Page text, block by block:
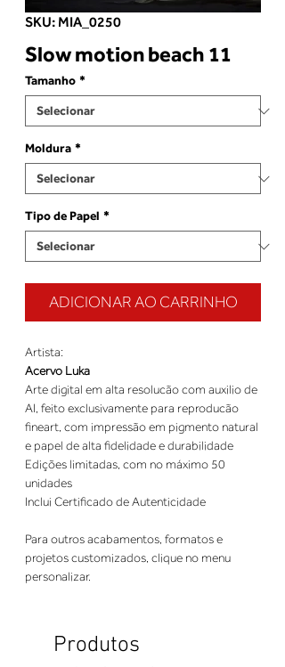
SKU: MIA_0250
Slow motion beach 11
Tamanho *
Moldura *
Tipo de Papel *
ADICIONAR AO CARRINHO
Artista:
Acervo Luka
Arte digital em alta resolucão com auxilio de
AI, feito exclusivamente para reproducão
fineart, com impressão em pigmento natural
e papel de alta fidelidade e durabilidade
Edições limitadas, com no máximo 50
unidades
Inclui Certificado de Autenticidade
Para outros acabamentos, formatos e
projetos customizados, clique no menu
personalizar.
Produtos